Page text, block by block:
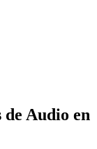
Audio en